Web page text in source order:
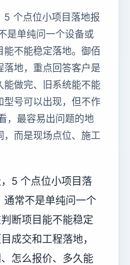
5 个点位小项目落地报
是单纯问一个设备或
不能稳定落地。御佰
地，重点回答客户是
能做完、旧系统能不能
型号可以出现，但不作
，最容易出问题的地
，而是现场点位、施工
5 个点位小项目落
通常不是单纯问一个
断项目能不能稳定
成交和工程落地，
怎么报价、多久能